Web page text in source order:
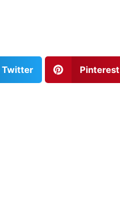
Twitter Pinterest